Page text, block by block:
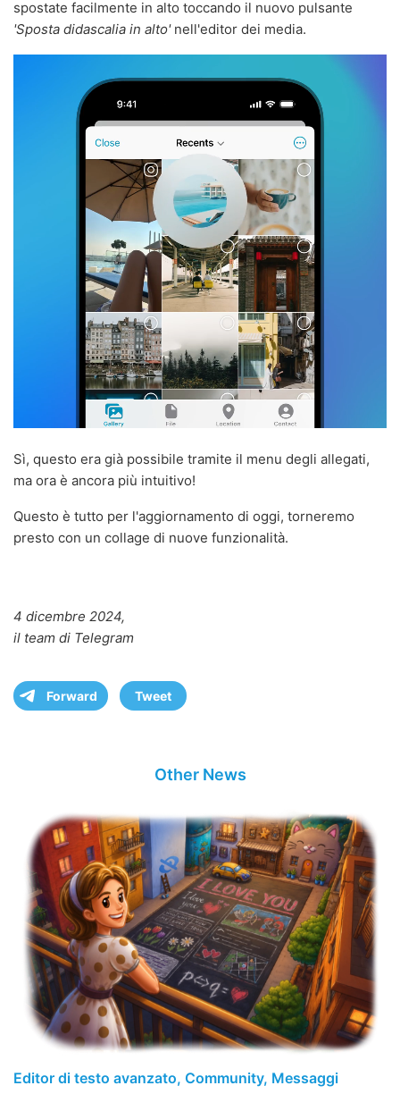
spostate facilmente in alto toccando il nuovo pulsante
'Sposta didascalia in alto'nell'editor dei media.
Sì, questo era già possibile tramite il menu degli allegati,
ma ora è ancora più intuitivo!
Questo è tutto per l'aggiornamento di oggi, torneremo
presto con un collage di nuove funzionalità.
4 dicembre 2024,
il team di Telegram
Forward Tweet
Other News
Editor di testo avanzato, Community, Messaggi